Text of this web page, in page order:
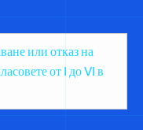
или отказ на
от I до VI в